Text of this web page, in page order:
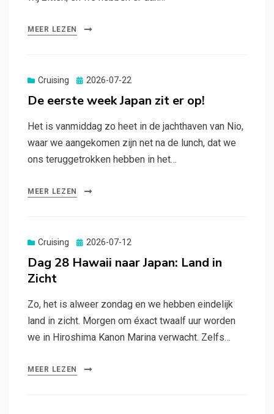
MEER LEZEN
Cruising
Gepubliceerd
2026-07-22
De eerste week Japan zit er op!
Het is vanmiddag zo heet in de jachthaven van Nio,
waar we aangekomen zijn net na de lunch, dat we
ons teruggetrokken hebben in het…
MEER LEZEN
Cruising
Gepubliceerd
2026-07-12
Dag 28 Hawaii naar Japan: Land in
Zicht
Zo, het is alweer zondag en we hebben eindelijk
land in zicht. Morgen om éxact twaalf uur worden
we in Hiroshima Kanon Marina verwacht. Zelfs…
MEER LEZEN